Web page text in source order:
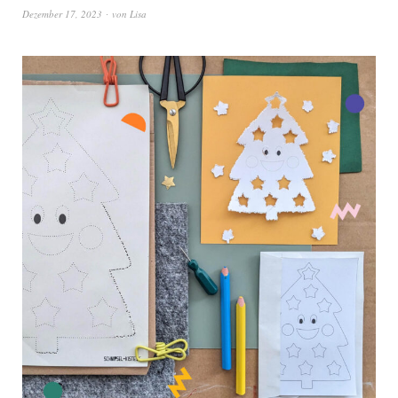
Dezember 17, 2023 von Lisa